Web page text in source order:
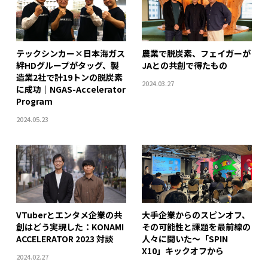
テックシンカー×日本海ガス
絆HDグループがタッグ、製
造業2社で計19トンの脱炭素
に成功｜NGAS-Accelerator
Program
2024.05.23
農業で脱炭素、フェイガーが
JAとの共創で得たもの
2024.03.27
VTuberとエンタメ企業の共
創はどう実現した：KONAMI
ACCELERATOR 2023 対談
2024.02.27
大手企業からのスピンオフ、
その可能性と課題を最前線の
人々に聞いた〜「SPIN
X10」キックオフから